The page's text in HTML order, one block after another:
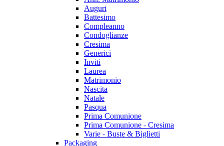
Auguri
Battesimo
Compleanno
Condoglianze
Cresima
Generici
Inviti
Laurea
Matrimonio
Nascita
Natale
Pasqua
Prima Comunione
Prima Comunione - Cresima
Varie - Buste & Biglietti
Packaging